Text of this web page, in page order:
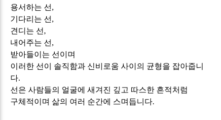
용서하는 선 ,
기다리는 선 ,
견디는 선 ,
내어주는 선 ,
받아들이는 선이며
이러한 선이 솔직함과 신비로움 사이의 균형을 잡아줍니
다.
선은 사람들의 얼굴에 새겨진 깊고 따스한 흔적처럼
구체적이며 삶의 여러 순간에 스며듭니다.